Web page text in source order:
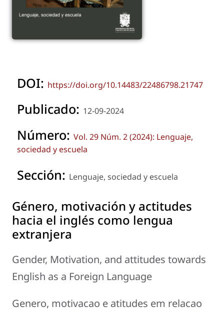
DOI: https://doi.org/10.14483/22486798.21747
Publicado: 12-09-2024
Número: Vol. 29 Núm. 2 (2024): Lenguaje,
sociedad y escuela
Sección: Lenguaje, sociedad y escuela
Género, motivación y actitudes
hacia el inglés como lengua
extranjera
Gender, Motivation, and attitudes towards
English as a Foreign Language
Genero, motivacao e atitudes em relacao